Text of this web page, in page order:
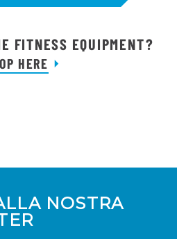
FITNESS EQUIPMENT?
HERE
NOSTRA